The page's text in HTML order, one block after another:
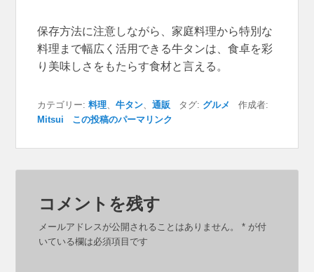
保存方法に注意しながら、家庭料理から特別な
料理まで幅広く活用できる牛タンは、食卓を彩
り美味しさをもたらす食材と言える。
カテゴリー:料理 、牛タン 、通販 タグ: グルメ
作成者:
Mitsui
この投稿のパーマリンク
コメントを残す
メールアドレスが公開されることはありません。 * が付
いている欄は必須項目です